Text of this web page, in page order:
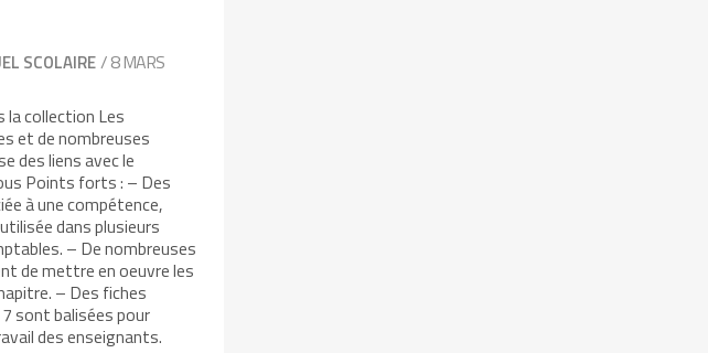
SCOLAIRE/ 8 MARS
la collection Les
et de nombreuses
des liens avec le
Points forts : – Des
à une compétence,
dans plusieurs
– De nombreuses
de mettre en oeuvre les
– Des fiches
sont balisées pour
des enseignants.